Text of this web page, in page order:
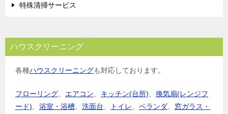
特殊清掃サービス
ハウスクリーニング
各種ハウスクリーニングも対応しております。
フローリング、 エアコン、 キッチン(台所)、 換気扇(レンジフ
ード)、 浴室・浴槽、 洗面台、 トイレ、 ベランダ、 窓ガラス・